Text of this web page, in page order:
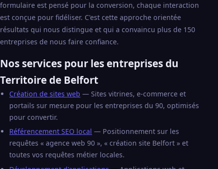
formulaire est pensé pour la conversion, chaque interaction
est conçue pour fidéliser. C'est cette approche orientée
résultats qui nous distingue et qui a convaincu plus de 150
entreprises de nous faire confiance.
Nos services pour les entreprises du
Territoire de Belfort
Création de sites web — Sites vitrines, e-commerce et
portails sur mesure pour les entreprises du 90, optimisés
pour convertir.
Référencement SEO local — Positionnement sur les
requêtes « agence web 90 », « création site Belfort » et
toutes vos requêtes métier locales.